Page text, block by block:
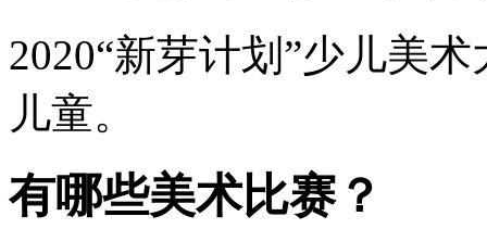
2020“新芽计划”少儿美
儿童。
有哪些美术比赛？